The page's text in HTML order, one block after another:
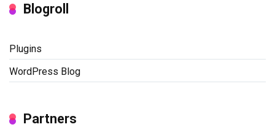
Blogroll
Plugins
WordPress Blog
Partners